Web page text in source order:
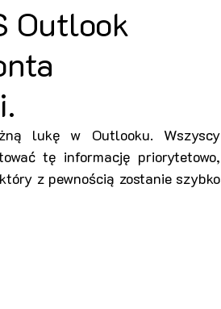
Outlook
lukę w Outlooku. Wszyscy
tę informację priorytetowo,
z pewnością zostanie szybko